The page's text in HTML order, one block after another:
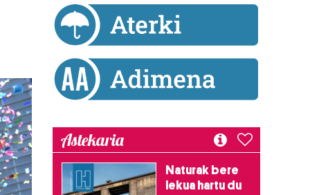
Astekaria
Naturak bere
lekua hartu du